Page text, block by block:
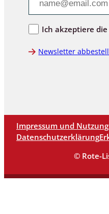
Ich akzeptiere die
Newsletter
Impressum und
Datenschutzerklärung
© Rote-